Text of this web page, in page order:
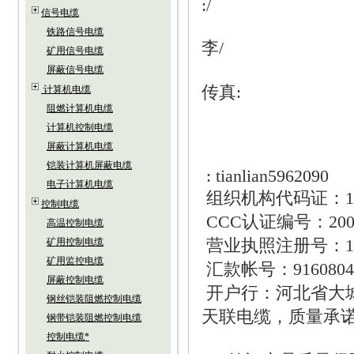
信号电缆
铁路信号电缆
矿用信号电缆
屏蔽信号电缆
计算机电缆
阻燃计算机电缆
计算机控制电缆
屏蔽计算机电缆
铠装计算机屏蔽电缆
电子计算机电缆
控制电缆
高温控制电缆
矿用控制电缆
矿用监控电缆
屏蔽控制电缆
钢丝铠装阻燃控制电缆
钢带铠装阻燃控制电缆
控制电缆*
:/
李/
传真:
: tianlian5962090
组织机构代码证：
CCC认证编号：
营业执照注册号：
汇款帐号：
开户行：河北省大
天联电缆，质量承